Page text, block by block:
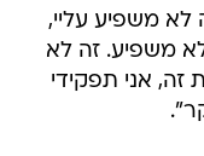
משפיע עליי,
משפיע. זה לא
זה, אני תפקידי